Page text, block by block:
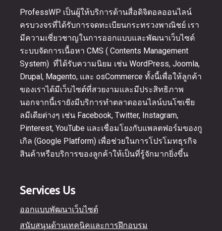
ProfessWP เป็นผู้ให้บริการด้านสื่อดิจิตอลออนไลน์
ครบวงจรที่ได้รับการจดทะเบียนกระทรวงพาณิชย์ เรา
มีความเชี่ยวชาญในการออกแบบและพัฒนาเว็บไซต์
ระบบจัดการเนื้อหา CMS ( Contents Management
System) ที่ได้รับความนิยม เช่น WordPress, Joomla,
Drupal, Magento, และ osCommerce ทั้งนี้เพื่อให้ลูกค้า
ของเราได้มีเว็บไซต์ที่สวยงามและมีประสิทธิภาพ
นอกจากนี้เรายังมีบริการทำตลาดออนไลน์บนโซเชีย
ลมีเดียต่างๆ เช่น Facebook, Twitter, Instagram,
Pinterest, YouTube และเชื่อมโยงกับแพลตฟอร์มของกู
เกิล (Google Platform) เพื่อช่วยในการโปรโมทธุรกิจ
สินค้าหรือบริการของลูกค้าให้เป็นที่รู้จักมากยิ่งขึ้น
Services Us
ออกแบบพัฒนาเว็บไซต์
สนับสนุนด้านเทคนิคและการฝึกอบรม